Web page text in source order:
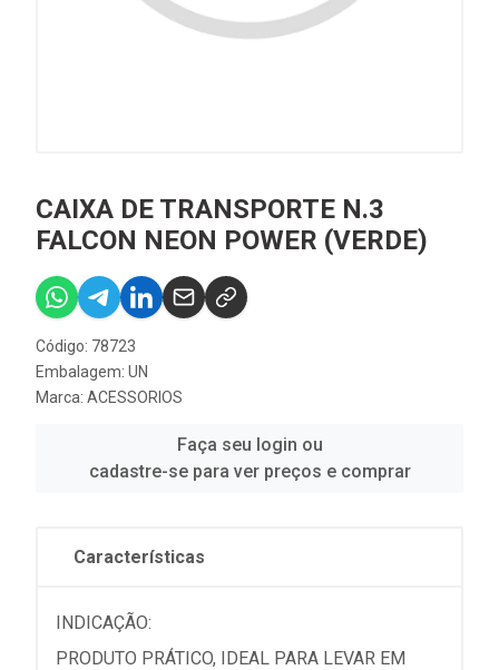
CAIXA DE TRANSPORTE N.3
FALCON NEON POWER (VERDE)
Código: 78723
Embalagem: UN
Marca: ACESSORIOS
Faça seu login ou
cadastre-se para ver preços e comprar
Características
INDICAÇÃO:
PRODUTO PRÁTICO, IDEAL PARA LEVAR EM